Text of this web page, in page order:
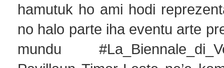
hamutuk ho ami hodi
no halo parte iha eventu arte
mundu